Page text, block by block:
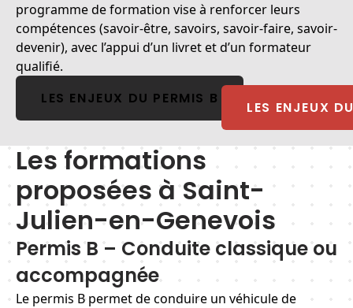
programme de formation vise à renforcer leurs
compétences (savoir-être, savoirs, savoir-faire, savoir-
devenir), avec l’appui d’un livret et d’un formateur
qualifié.
LES ENJEUX DU PERMIS B
Les formations
proposées à Saint-
Julien-en-Genevois
Permis B – Conduite classique ou
accompagnée
Le permis B permet de conduire un véhicule de